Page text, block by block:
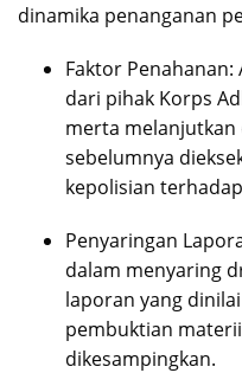
dinamika penanganan
Faktor
dari pihak Korps
merta
sebelumnya
kepolisian
Penyaringan
dalam menyaring
laporan yang
pembuktian
dikesampingkan.